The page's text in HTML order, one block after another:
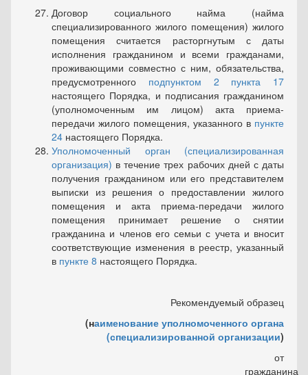
Договор социального найма (найма
специализированного жи­лого помещения) жилого
помещения считается расторгнутым с даты
исполнения гражданином и всеми гражданами,
проживающими совместно с ним, обязательства,
предусмотренного подпунктом 2 пункта 17
настоящего Порядка, и подписания гражданином
(уполно­моченным им лицом) акта приема-
передачи жилого помещения, ука­занного в пункте
24 настоящего Порядка.
Уполномоченный орган (специализированная
организация) в течение трех рабочих дней с даты
получения гражданином или его представителем
выписки из решения о предоставлении жилого
помещения и акта приема-передачи жилого
помещения принимает ре­шение о снятии
гражданина и членов его семьи с учета и вносит
соот­ветствующие изменения в реестр, указанный
в пункте 8 настоящего Порядка.
Рекомендуемый образец
(наименование уполномоченного органа
(специализированной организации)
от
гражданина